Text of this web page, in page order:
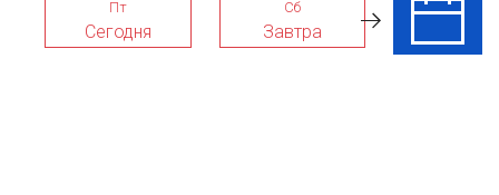
Пт
Сегодня
Сб
Завтра
Вс